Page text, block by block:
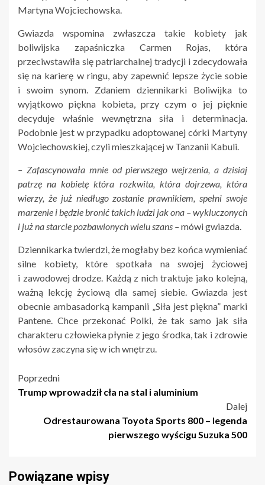
Martyna Wojciechowska.
Gwiazda wspomina zwłaszcza takie kobiety jak
boliwijska zapaśniczka Carmen Rojas, która
przeciwstawiła się patriarchalnej tradycji i zdecydowała
się na karierę w ringu, aby zapewnić lepsze życie sobie
i swoim synom. Zdaniem dziennikarki Boliwijka to
wyjątkowo piękna kobieta, przy czym o jej pięknie
decyduje właśnie wewnętrzna siła i determinacja.
Podobnie jest w przypadku adoptowanej córki Martyny
Wojciechowskiej, czyli mieszkającej w Tanzanii Kabuli.
– Zafascynowała mnie od pierwszego wejrzenia, a dzisiaj
patrzę na kobietę która rozkwita, która dojrzewa, która
wierzy, że już niedługo zostanie prawnikiem, spełni swoje
marzenie i będzie bronić takich ludzi jak ona – wykluczonych
i już na starcie pozbawionych wielu szans –mówi gwiazda.
Dziennikarka twierdzi, że mogłaby bez końca wymieniać
silne kobiety, które spotkała na swojej życiowej
i zawodowej drodze. Każdą z nich traktuje jako kolejną,
ważną lekcję życiową dla samej siebie. Gwiazda jest
obecnie ambasadorką kampanii „Siła jest piękna” marki
Pantene. Chce przekonać Polki, że tak samo jak siła
charakteru człowieka płynie z jego środka, tak i zdrowie
włosów zaczyna się w ich wnętrzu.
Nawigacja
Poprzedni
Trump wprowadził cła na stal i aluminium
Dalej
Odrestaurowana Toyota Sports 800 – legenda
pierwszego wyścigu Suzuka 500
Powiązane wpisy